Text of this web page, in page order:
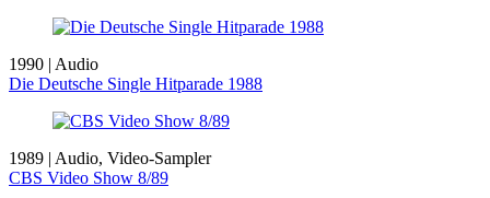
1990 | Audio
Die Deutsche Single Hitparade 1988
1989 | Audio, Video-Sampler
CBS Video Show 8/89